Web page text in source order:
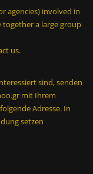
agencies) involved in
together a large group
us.
sind, senden
mit Ihrem
Adresse. In
setzen